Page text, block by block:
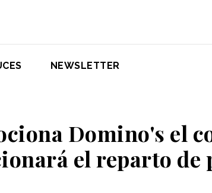
NEWSLETTER
Domino's el
el reparto de